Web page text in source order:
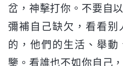
岔，神擊打你。不要自
彌補自己缺欠，看看别
的，他們的生活、舉
鑒。看誰也不如你自己